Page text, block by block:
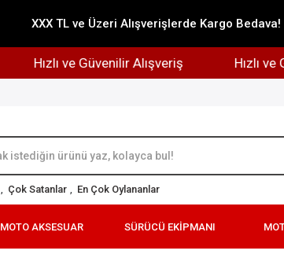
XXX TL ve Üzeri Alışverişlerde Kargo Bedava!
Hızlı ve Güvenilir Alışveriş Hızlı ve
, Çok Satanlar , En Çok Oylananlar
MOTO AKSESUAR SÜRÜCÜ EKİPMANI